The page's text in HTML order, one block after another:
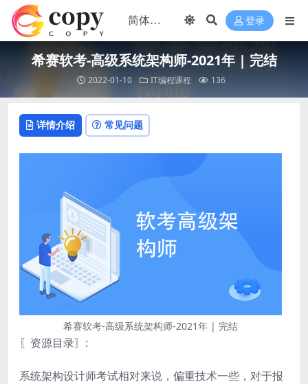
登录
希赛软考-高级系统架构师-2021年 | 完结
2022-01-10 IT编程课程 136
详情介绍 常见问题
希赛软考-高级系统架构师-2021年 | 完结
〖资源目录〗 :
系统架构设计师考试相对来说，偏重技术一些，对于报